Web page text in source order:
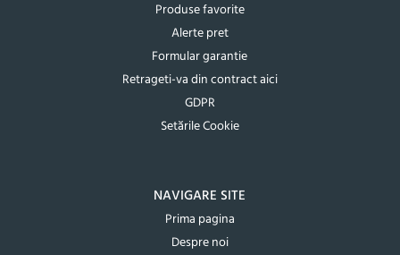
Produse favorite
Alerte pret
Formular garantie
Retrageti-va din contract aici
GDPR
Setările Cookie
NAVIGARE SITE
Prima pagina
Despre noi